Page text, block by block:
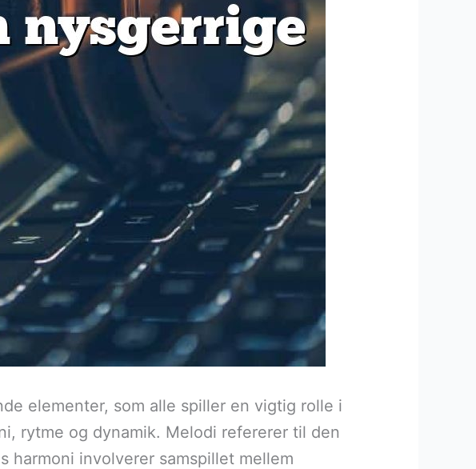
elementer, som alle spiller en vigtig rolle i
rytme og dynamik. Melodi refererer til den
harmoni involverer samspillet mellem